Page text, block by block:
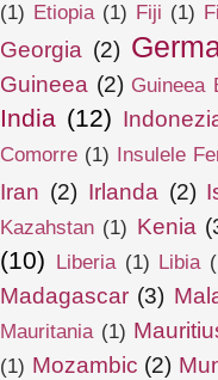
(1) Etiopia (1) Fiji (1)
Georgia (2)
Guineea (2) Guineea
India (12)
Comorre (1) Insulele
Iran (2) Irlanda (2)
Kazahstan (1) Kenia
(10) Liberia (1) Libia
Madagascar (3)
Mauritania (1)
(1) Mozambic (2)